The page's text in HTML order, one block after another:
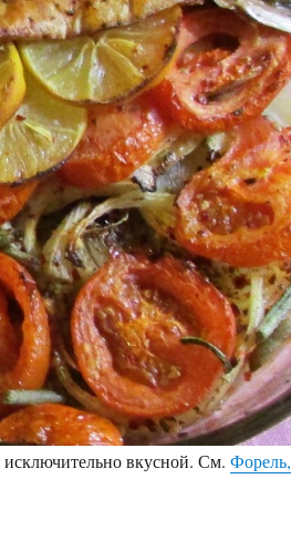
исключительно вкусной. См. Форель,